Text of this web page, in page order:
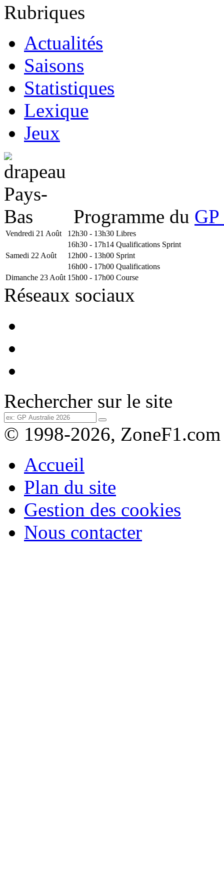
Rubriques
Actualités
Saisons
Statistiques
Lexique
Jeux
Programme du
Vendredi 21 Août 12h30 - 13h30 Libres
16h30 - 17h14 Qualifications Sprint
Samedi 22 Août
12h00 - 13h00 Sprint
16h00 - 17h00 Qualifications
Dimanche 23 Août 15h00 - 17h00 Course
Réseaux sociaux
Rechercher sur le site
© 1998-2026, ZoneF1.com
Accueil
Plan du site
Gestion des cookies
Nous contacter